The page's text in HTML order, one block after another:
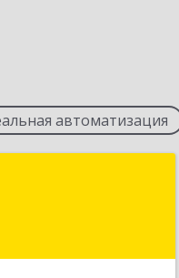
автоматизация